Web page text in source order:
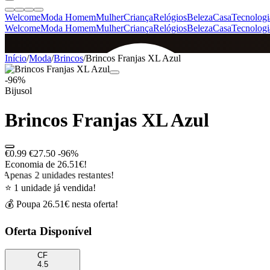
WelcomeModa HomemMulherCriançaRelógiosBelezaCasa
WelcomeModa HomemMulherCriançaRelógiosBelezaCasa
SINCE 2005
Início/Moda/Brincos/Brincos Franjas XL Azul
-96%
Bijusol
Brincos Franjas XL Azul
€0.99 €27.50 -96%
Economia de 26.51€!
Apenas 2 unidades restantes!
⭐ 1 unidade já vendida!
💰 Poupa 26.51€ nesta oferta!
Oferta Disponível
CF
4.5